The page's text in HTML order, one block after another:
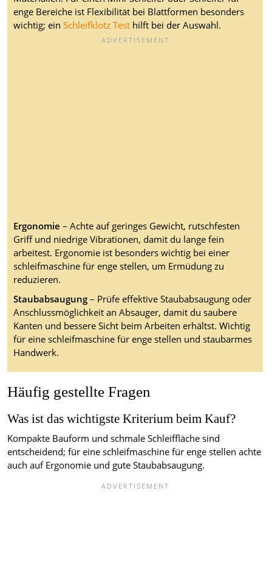
enge Bereiche ist Flexibilität bei Blattformen besonders
wichtig; ein Schleifklotz Test hilft bei der Auswahl.
Ergonomie – Achte auf geringes Gewicht, rutschfesten
Griff und niedrige Vibrationen, damit du lange fein
arbeitest. Ergonomie ist besonders wichtig bei einer
schleifmaschine für enge stellen, um Ermüdung zu
reduzieren.
Staubabsaugung– Prüfe effektive Staubabsaugung oder
Anschlussmöglichkeit an Absauger, damit du saubere
Kanten und bessere Sicht beim Arbeiten erhältst. Wichtig
für eine schleifmaschine für enge stellen und staubarmes
Handwerk.
Häufig gestellte Fragen
Was ist das wichtigste Kriterium beim Kauf?
Kompakte Bauform und schmale Schleiffläche sind
entscheidend; für eine schleifmaschine für enge stellen achte
auch auf Ergonomie und gute Staubabsaugung.